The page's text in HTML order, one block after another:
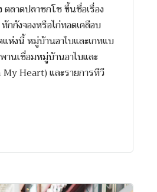
ลาดปลาซกโช ขึ้นชื่อเรื่อง
กกังจองหรือไก่ทอดเคลือบ
ห่งนี้ หมู่บ้านอาไบและเกทแบ
านเชื่อมหมู่บ้านอาไบและ
Heart) และรายการทีวี